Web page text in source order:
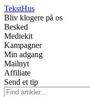
TekstHus
Bliv klogere på os
Besked
Mediekit
Kampagner
Min adgang
Mailnyt
Affiliate
Send et tip